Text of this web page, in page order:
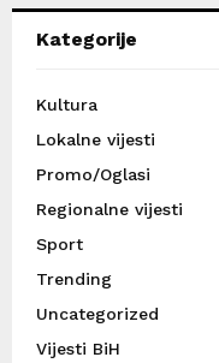
Kategorije
Kultura
Lokalne vijesti
Promo/Oglasi
Regionalne vijesti
Sport
Trending
Uncategorized
Vijesti BiH